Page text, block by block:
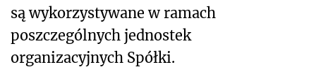
są wykorzystywane w ramach
poszczególnych jednostek
organizacyjnych Spółki.